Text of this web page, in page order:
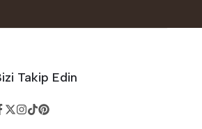
Takip Edin